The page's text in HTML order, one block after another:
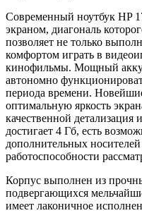
Современный ноутбук HP
экраном, диагональ
позволяет не только
комфортом играть в
кинофильмы. Мощный
автономно
периода времени.
оптимальную яркость
качественной детализация
достигает 4 Гб, есть
дополнительных
работоспособности
Корпус выполнен из
подвергающихся
имеет лаконичное